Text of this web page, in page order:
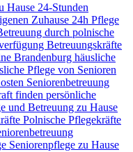
Hause 24-Stunden
Zuhause 24h Pflege
durch polnische
Betreuungskräfte
Brandenburg häusliche
Pflege von Senioren
Seniorenbetreuung
finden persönliche
und Betreuung zu Hause
Polnische Pflegekräfte
Seniorenpflege zu Hause